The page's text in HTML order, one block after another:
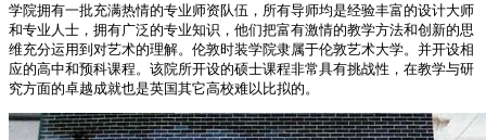
学院拥有一批充满热情的专业师资队伍，所有导师均是经验丰富的设计大师
和专业人士，拥有广泛的专业知识，他们把富有激情的教学方法和创新的思
维充分运用到对艺术的理解。伦敦时装学院隶属于伦敦艺术大学。并开设相
应的高中和预科课程。该院所开设的硕士课程非常具有挑战性，在教学与研
究方面的卓越成就也是英国其它高校难以比拟的。